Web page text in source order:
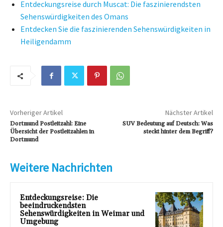
Entdeckungsreise durch Muscat: Die faszinierendsten
Sehenswürdigkeiten des Omans
Entdecken Sie die faszinierenden Sehenswürdigkeiten in
Heiligendamm
Vorheriger Artikel
Dortmund Postleitzahl: Eine
Übersicht der Postleitzahlen in
Dortmund
Nächster Artikel
SUV Bedeutung auf Deutsch: Was
steckt hinter dem Begriff?
Weitere Nachrichten
Entdeckungsreise: Die
beeindruckendsten
Sehenswürdigkeiten in Weimar und
Umgebung